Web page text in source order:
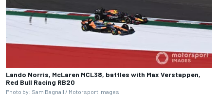
Lando Norris, McLaren MCL38, battles with Max Verstappen,
Red Bull Racing RB20
Photo by: Sam Bagnall / Motorsport Images